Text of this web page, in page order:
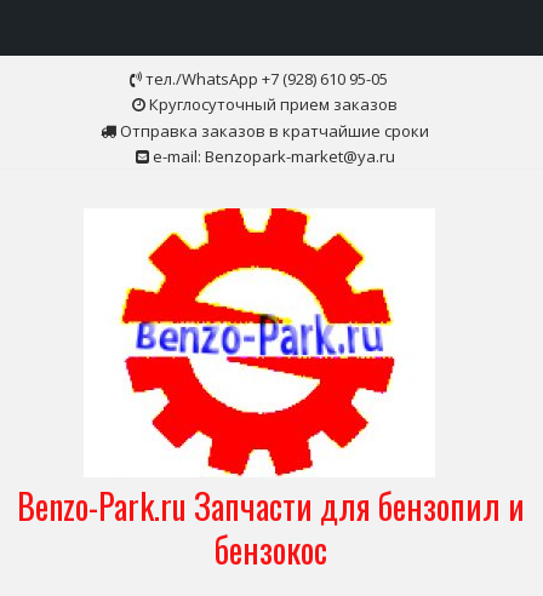
тел./WhatsApp +7 (928) 610 95-05
Круглосуточный прием заказов
Отправка заказов в кратчайшие сроки
e-mail: Benzopark-market@ya.ru
Benzo-Park.ru Запчасти для бензопил и
бензокос